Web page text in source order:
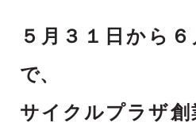
５月３１日から
で、
サイクルプラザ創